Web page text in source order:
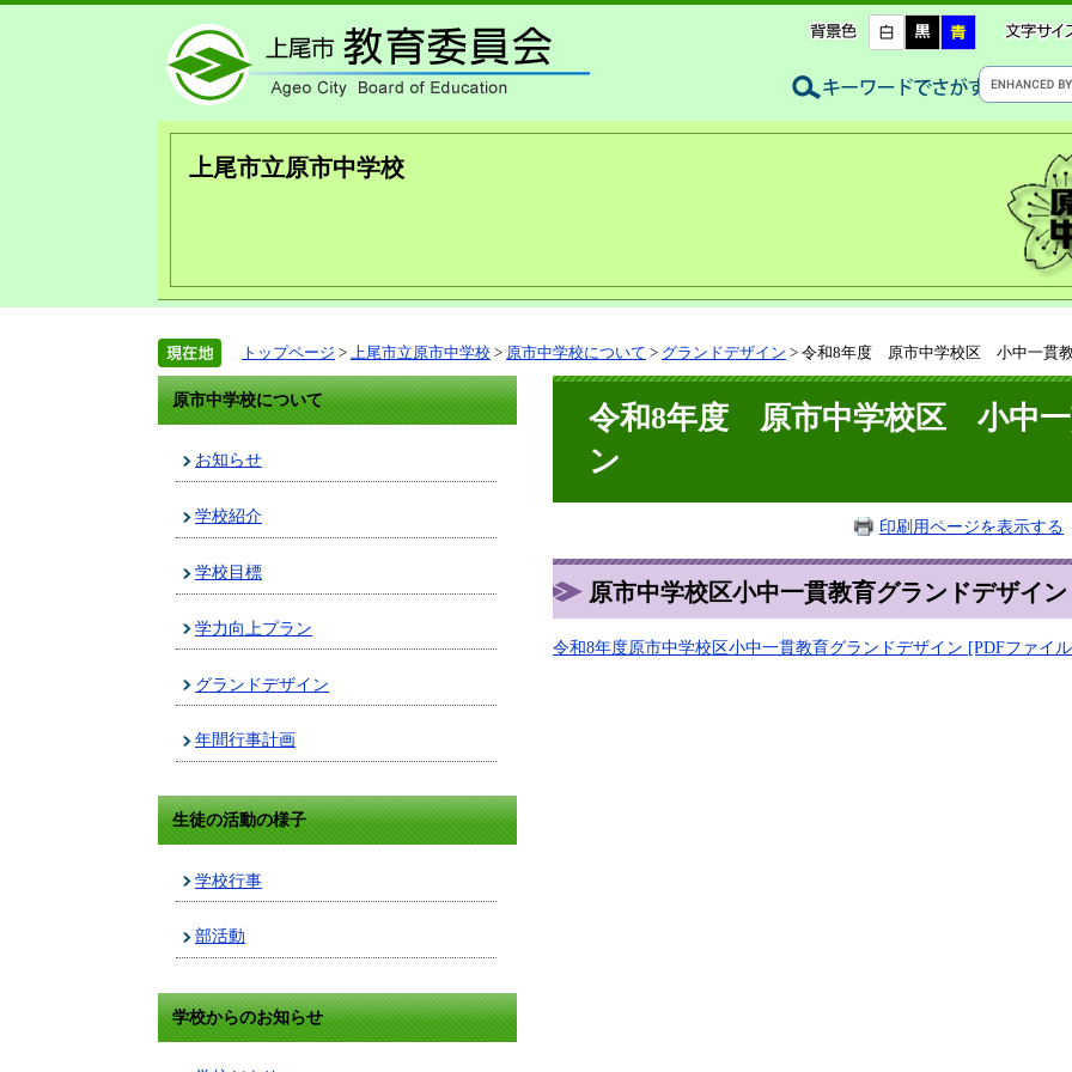
上尾市立原市中学校
トップページ > 上尾市立原市中学校 > 原市中学校について > グランドデザイン > 令和8年度 原市中学校区 小中一貫教
原市中学校について
お知らせ
学校紹介
学校目標
学力向上プラン
グランドデザイン
年間行事計画
生徒の活動の様子
学校行事
部活動
学校からのお知らせ
令和8年度 原市中学校区 小中一
ン
印刷用ページを表示する
原市中学校区小中一貫教育グランドデザイン
令和8年度原市中学校区小中一貫教育グランドデザイン [PDFファイ